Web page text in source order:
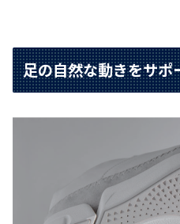
足の自然な動きをサ